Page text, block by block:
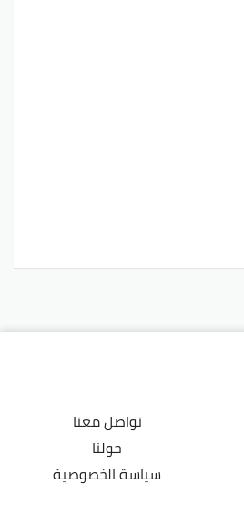
تواصل معنا
حولنا
سياسة الخصوصية